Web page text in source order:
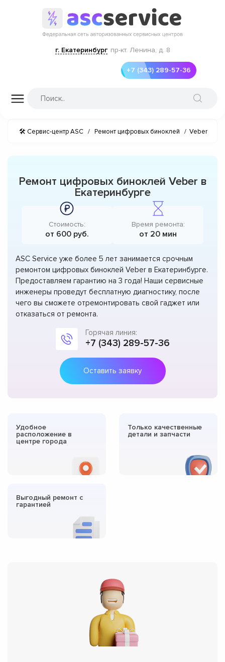
г. Екатеринбург пр-кт. Ленина, д. 8
+7 (343) 289-57-36
🛠 Сервис-центр ASC / Ремонт цифровых биноклей / Veber
Ремонт цифровых биноклей Veber в
Екатеринбурге
Стоимость:
от 600 руб.
Время ремонта:
от 20 мин
ASC Service уже более 5 лет занимается срочным
ремонтом цифровых биноклей Veber в Екатеринбурге.
Предоставляем гарантию на 3 года! Наши сервисные
инженеры проведут бесплатную диагностику, после
чего вы сможете отремонтировать свой гаджет или
отказаться от ремонта.
Горячая линия:
+7 (343) 289-57-36
Оставить заявку
Удобное
расположение в
центре города
Только качественные
детали и запчасти
Выгодный ремонт с
гарантией